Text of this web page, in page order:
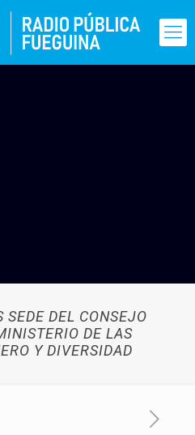
DEL CONSEJO
DE LAS
Y DIVERSIDAD